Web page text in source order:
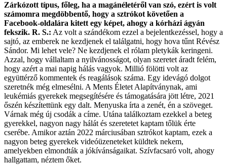
Zárkózott típus, főleg, ha a magánéletéről van szó, ezért is volt
számomra megdöbbentő, hogy a sztrókot követően a
Facebook-­oldalára kitett egy képet, ahogy a kórházi ágyán
fekszik. R. S.: Az volt a szándékom ezzel a bejelentkezéssel, hogy a
sajtó, az emberek ne kezdjenek el találgatni, hogy hova tűnt Révész
Sándor. Mi lehet vele? Ne kezdjenek el rólam pletykák keringeni.
Azzal, hogy vállaltam a nyilvánosságot, olyan szeretet áradt felém,
hogy azért a mai napig hálás vagyok. Millió fölötti volt az
együttérző kommentek és reagálások száma. Egy idevágó dolgot
szeretnék még elmesélni. A Ments Életet Alapítványnak, ami
leukémiás gyerekek megsegítésére és támogatására jött létre, 2021
őszén készítettünk egy dalt. Menyuska írta a zenét, én a szöveget.
Várnak még új csodák a címe. Utána találkoztam ezekkel a beteg
gyerekkel, nagyon nagy hálát és szeretetet kaptam tőlük érte
cserébe. Amikor aztán 2022 márciusában sztrókot kaptam, ezek a
nagyon beteg gyerekek videóüzeneteket küldtek nekem,
amelyekben elmondták a jókívánságaikat. Szívfacsaró volt, ahogy
hallgattam, néztem őket.